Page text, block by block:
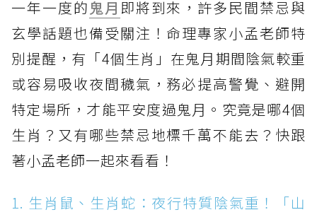
一年一度的鬼月 即將到來，許多民間禁忌與
玄學話題也備受關注！命理專家小孟老師特
別提醒，有「4個生肖」在鬼月期間陰氣較重
或容易吸收夜間穢氣，務必提高警覺、避開
特定場所，才能平安度過鬼月。究竟是哪4個
生肖？又有哪些禁忌地標千萬不能去？快跟
著小孟老師一起來看看！
1. 生肖鼠、生肖蛇：夜行特質陰氣重！「山